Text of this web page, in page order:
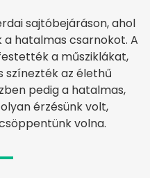
sajtóbejáráson, ahol
hatalmas csarnokot. A
a műsziklákat,
az élethű
pedig a hatalmas,
érzésünk volt,
volna.